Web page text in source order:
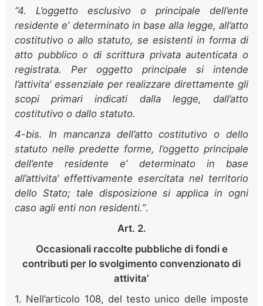
“4. L’oggetto esclusivo o principale dell’ente
residente e’ determinato in base alla legge, all’atto
costitutivo o allo statuto, se esistenti in forma di
atto pubblico o di scrittura privata autenticata o
registrata. Per oggetto principale si intende
l’attivita’ essenziale per realizzare direttamente gli
scopi primari indicati dalla legge, dall’atto
costitutivo o dallo statuto.
4-bis. In mancanza dell’atto costitutivo o dello
statuto nelle predette forme, l’oggetto principale
dell’ente residente e’ determinato in base
all’attivita’ effettivamente esercitata nel territorio
dello Stato; tale disposizione si applica in ogni
caso agli enti non residenti.”.
Art. 2.
Occasionali raccolte pubbliche di fondi e
contributi per lo svolgimento convenzionato di
attivita’
1. Nell’articolo 108, del testo unico delle imposte